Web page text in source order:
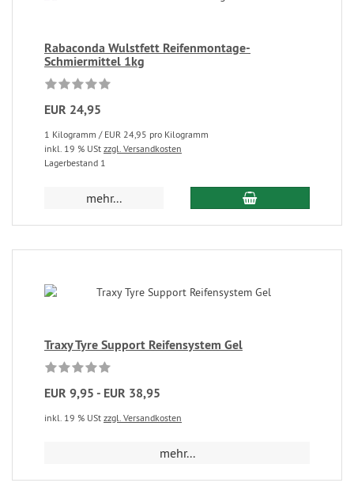
Rabaconda Wulstfett Reifenmontage-
Schmiermittel 1kg
EUR 24,95
1 Kilogramm / EUR 24,95 pro Kilogramm
inkl. 19 % USt zzgl. Versandkosten
Lagerbestand 1
mehr...
Traxy Tyre Support Reifensystem Gel
EUR 9,95 - EUR 38,95
inkl. 19 % USt zzgl. Versandkosten
mehr...